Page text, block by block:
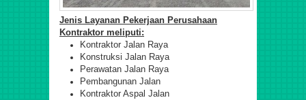
Jenis Layanan Pekerjaan Perusahaan
Kontraktor meliputi:
Kontraktor Jalan Raya
Konstruksi Jalan Raya
Perawatan Jalan Raya
Pembangunan Jalan
Kontraktor Aspal Jalan